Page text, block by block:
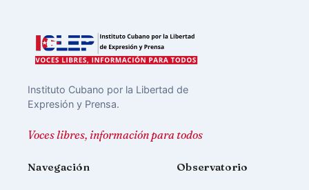
Instituto Cubano por la Libertad de
Expresión y Prensa.
Voces libres, información para todos
Navegación Observatorio